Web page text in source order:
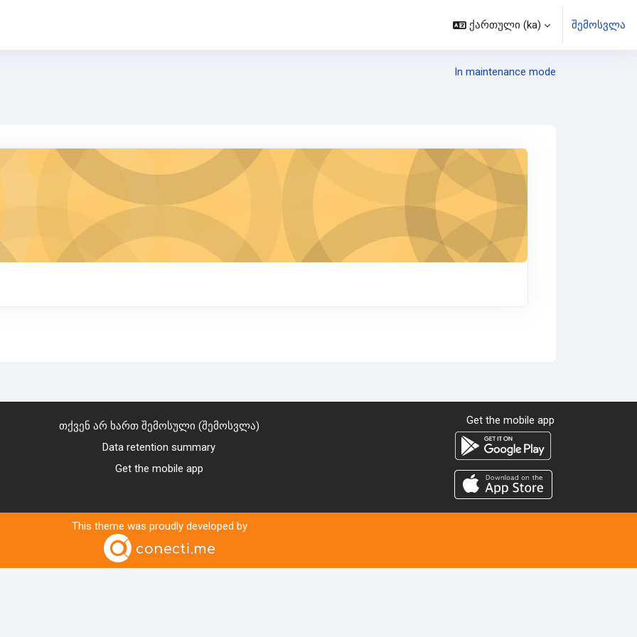
ქართული ‎(ka)‎ შემოსვლა
In maintenance mode
თქვენ არ ხართ შემოსული (შემოსვლა)
Data retention summary
Get the mobile app
Get the mobile app
This theme was proudly developed by